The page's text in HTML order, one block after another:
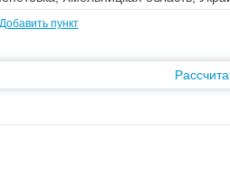
Добавить пункт